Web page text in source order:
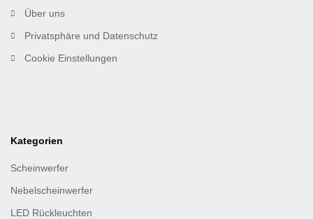
Über uns
Privatsphäre und Datenschutz
Cookie Einstellungen
Kategorien
Scheinwerfer
Nebelscheinwerfer
LED Rückleuchten